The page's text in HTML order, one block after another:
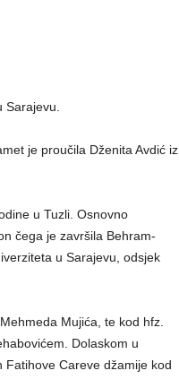
je proučila Dženita Avdić iz
u Tuzli. Osnovno
čega je završila Behram-
u Sarajevu, odsjek
Mujića, te kod hfz.
Dolaskom u
Fatihove Careve džamije kod